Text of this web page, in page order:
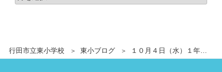
行田市立東小学校 東小ブログ １０月４日（水）１年生 遠足（壬生おもちゃ博物館）